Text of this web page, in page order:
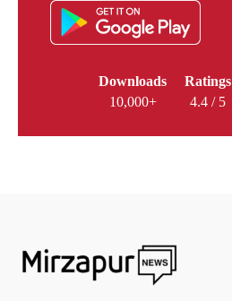
Downloads
10,000+
Ratings
4.4 / 5